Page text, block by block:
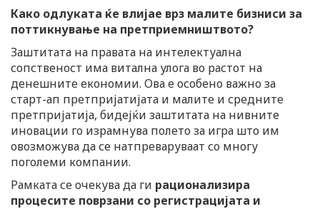
Како одлуката ќе влијае врз малите бизниси за
поттикнување на претприемништвото?
Заштитата на правата на интелектуална
сопственост има витална улога во растот на
денешните економии. Ова е особено важно за
старт-ап претпријатијата и малите и средните
претпријатија, бидејќи заштитата на нивните
иновации го израмнува полето за игра што им
овозможува да се натпреваруваат со многу
поголеми компании.
Рамката се очекува да ги рационализира
процесите поврзани со регистрацијата и